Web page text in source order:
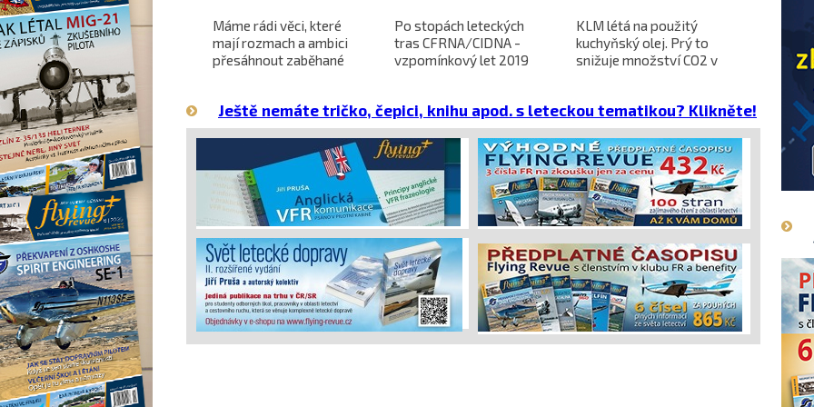
Projekt nadzvukového
letounu X-59 QueSST
směřuje k prvnímu letu
Máme rádi věci, které
mají rozmach a ambici
přesáhnout zaběhané
Po stopách leteckých
tras CFRNA/CIDNA -
vzpomínkový let 2019
KLM létá na použitý
kuchyňský olej. Prý to
snižuje množství CO2 v
L-610
projekt
Ještě nemáte tričko, čepici, knihu apod. s leteckou tematikou? Klikněte!